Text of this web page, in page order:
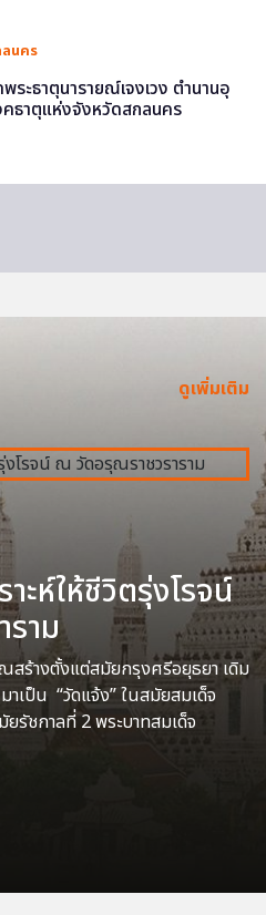
นคร
ระธาตุนารายณ์เจงเวง ตำนานอุ
คธาตุแห่งจังหวัดสกลนคร
ดูเพิ่มเติม
าะห์ให้ชีวิตรุ่งโรจน์
าม
สร้างตั้งแต่สมัยกรุงศรีอยุธยา เดิม
าเป็น “วัดแจ้ง” ในสมัยสมเด็จ
รัชกาลที่ 2 พระบาทสมเด็จ